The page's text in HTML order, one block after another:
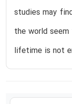
studies may
the world
lifetime is not